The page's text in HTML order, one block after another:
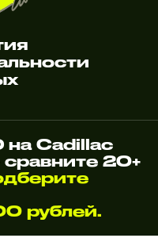
Cadillac
20+
рублей.